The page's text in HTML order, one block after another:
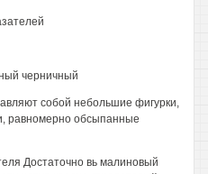
черничный
собой небольшие фигурки,
равномерно обсыпанные
Достаточно вь малиновый